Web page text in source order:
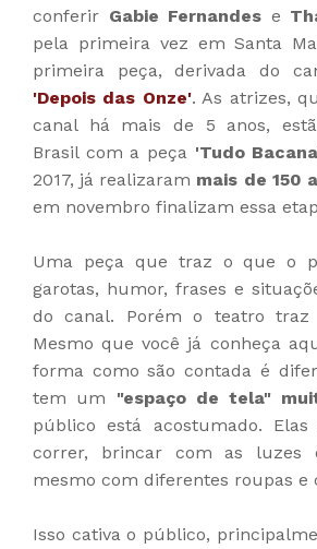
conferir Gabie Fernandes e
pela primeira vez em Santa
primeira peça, derivada do
'Depois das Onze'. As atrizes,
canal há mais de 5 anos,
Brasil com a peça 'Tudo
2017, já realizaram mais de 150
em novembro finalizam essa
Uma peça que traz o que o
garotas, humor, frases e
do canal. Porém o teatro traz
Mesmo que você já conheça
forma como são contada é
tem um "espaço de tela"
público está acostumado.
correr, brincar com as luzes
mesmo com diferentes roupas e
Isso cativa o público,